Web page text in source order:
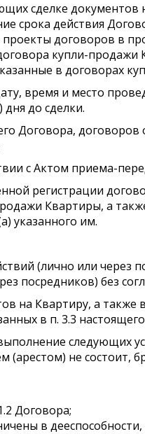
сделке
срока действия
договоров в
купли-продажи
в договорах
время и место
до сделки.
Договора,
с Актом приема-
регистрации
Квартиры, а
указанного им.
(лично или через
посредников) без
на Квартиру, а также
в п. 3.3
следующих
(арестом) не состоит,
Договора;
в дееспособности,